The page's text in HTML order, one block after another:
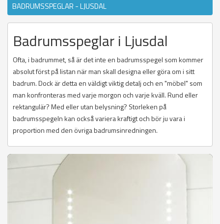
BADRUMSSPEGLAR - LJUSDAL
Badrumsspeglar i Ljusdal
Ofta, i badrummet, så är det inte en badrumsspegel som kommer
absolut först på listan när man skall designa eller göra om i sitt
badrum. Dock är detta en väldigt viktig detalj och en "möbel" som
man konfronteras med varje morgon och varje kväll. Rund eller
rektangulär? Med eller utan belysning? Storleken på
badrumsspegeln kan också variera kraftigt och bör ju vara i
proportion med den övriga badrumsinredningen.